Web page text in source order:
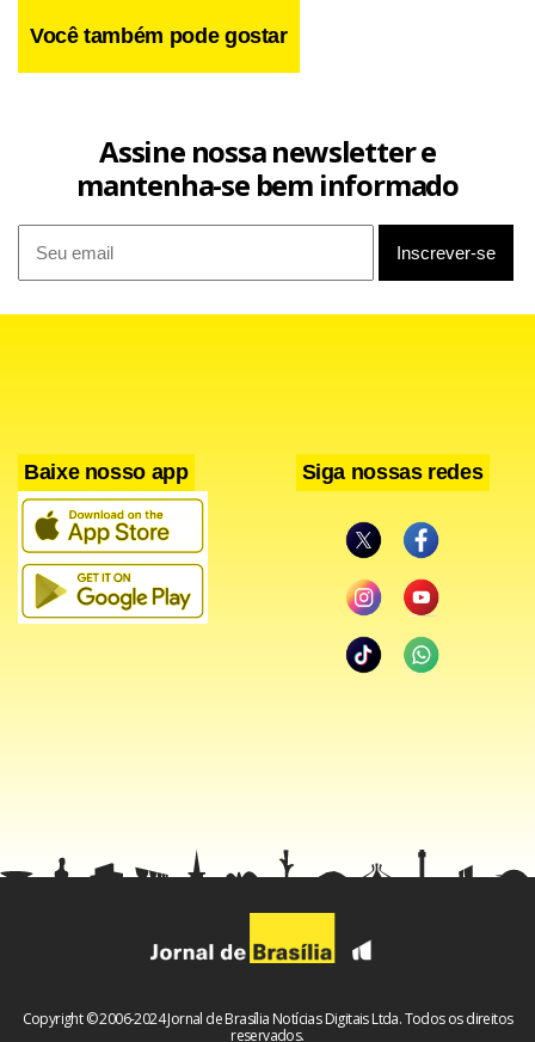
Você também pode gostar
Assine nossa newsletter e
mantenha-se bem informado
Baixe nosso app Siga nossas redes
Copyright © 2006-2024 Jornal de Brasília Notícias Digitais Ltda. Todos os direitos
reservados.